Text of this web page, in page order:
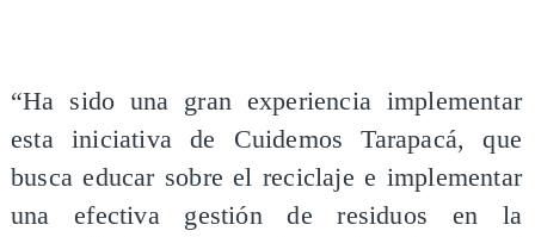
“Ha sido una gran experiencia implementar
esta iniciativa de Cuidemos Tarapacá, que
busca educar sobre el reciclaje e implementar
una efectiva gestión de residuos en la